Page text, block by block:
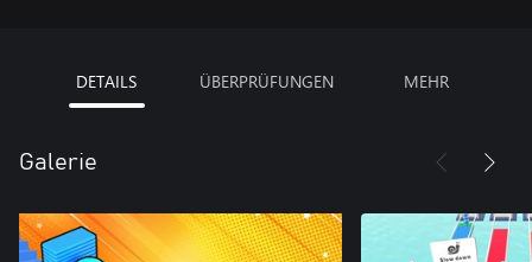
DETAILS ÜBERPRÜFUNGEN MEHR
Galerie